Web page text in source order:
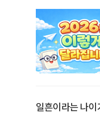
일흔이라는 나이